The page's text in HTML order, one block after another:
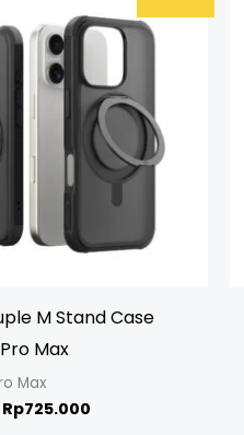
M Stand Case
Max
Max
was:
Rp799.000.
Rp725.000
is:
Rp725.000.